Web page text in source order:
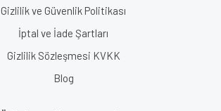
Gizlilik ve Güvenlik Politikası
İptal ve İade Şartları
Gizlilik Sözleşmesi KVKK
Blog